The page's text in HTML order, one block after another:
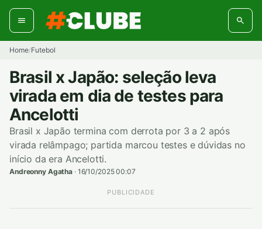
Pular
para
conteúdo
Home/Futebol
Brasil x Japão: seleção leva
virada em dia de testes para
Ancelotti
Brasil x Japão termina com derrota por 3 a 2 após
virada relâmpago; partida marcou testes e dúvidas no
início da era Ancelotti.
Andreonny Agatha · 16/10/2025 00:07
PUBLICIDADE